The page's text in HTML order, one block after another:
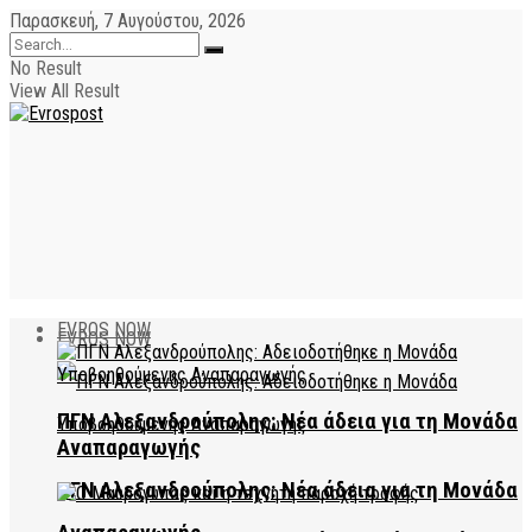
Παρασκευή, 7 Αυγούστου, 2026
No Result
View All Result
EVROS NOW
ΠΓΝ Αλεξανδρούπολης: Νέα άδεια για τη Μονάδα
EVROS NOW
ΠΓΝ Αλεξανδρούπολης: Νέα άδεια για τη Μονάδα
Αναπαραγωγής